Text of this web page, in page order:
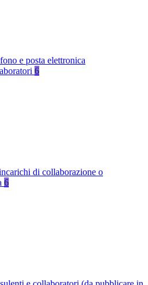
e posta elettronica
6
di collaborazione o
6